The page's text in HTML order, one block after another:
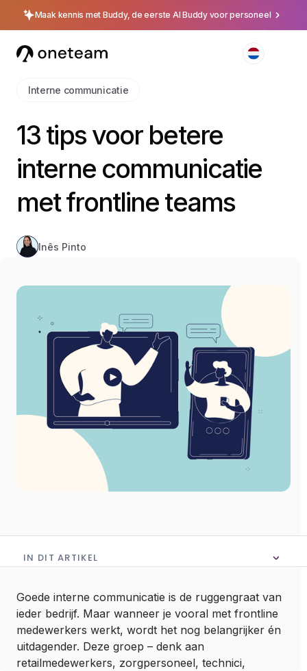
Maak kennis met Buddy, de eerste AI Buddy voor personeel
Interne communicatie
13 tips voor betere
interne communicatie
met frontline teams
Inês Pinto
Goede interne communicatie is de ruggengraat van
ieder bedrijf. Maar wanneer je vooral met frontline
medewerkers werkt, wordt het nog belangrijker én
uitdagender. Deze groep – denk aan
retailmedewerkers, zorgpersoneel, technici,
IN DIT ARTIKEL